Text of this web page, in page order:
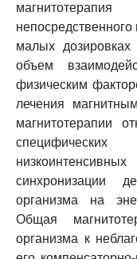
малых
объем
физическим
лечения
магнитотерапии
синхронизации
организма на
Общая
организма к